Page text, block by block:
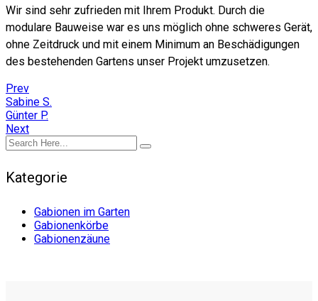
Wir sind sehr zufrieden mit Ihrem Produkt. Durch die
modulare Bauweise war es uns möglich ohne schweres Gerät,
ohne Zeitdruck und mit einem Minimum an Beschädigungen
des bestehenden Gartens unser Projekt umzusetzen.
Prev
Sabine S.
Günter P.
Next
Kategorie
Gabionen im Garten
Gabionenkörbe
Gabionenzäune